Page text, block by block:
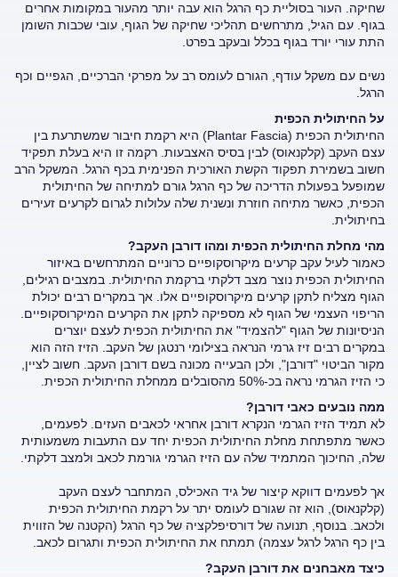
שחיקה. העור בסוליית כף הרגל הוא עבה יותר מהעור במקומות אחרים
בגוף. עם הגיל, מתרחשים תהליכי שחיקה של הגוף, עובי שכבות השומן
התת עורי יורד בגוף בכלל ובעקב בפרט.
נשים עם משקל עודף, הגורם לעומס רב על מפרקי הברכיים, הגפיים וכף
הרגל.
על החיתולית הכפית
החיתולית הכפית (Plantar Fascia) היא רקמת חיבור שמשתרעת בין
עצם העקב (קלקנאוס) לבין בסיס האצבעות. רקמה זו היא בעלת תפקיד
חשוב בשמירת תפקוד הקשת האורכית הפנימית בכף הרגל. המשקל הרב
שמופעל בפעולת הדריכה של כף הרגל גורם למתיחה של החיתולית
הכפית, כאשר מתיחה חוזרת ונשנית שלה עלולות לגרום לקרעים זעירים
בחיתולית.
מהי מחלת החיתולית הכפית ומהו דורבן העקב?
כאמור לעיל עקב קרעים מיקרוסקופיים כרוניים המתרחשים באיזור
החיתולית הכפית נוצר מצב דלקתי ברקמת החיתולית. במצבים רגילים,
הגוף מצליח לתקן קרעים מיקרוסקופיים אלו. אך במקרים רבים יכולת
הריפוי העצמי של הגוף לא מספיקה לתקן את הקרעים המיקרוסקופיים.
הניסיונות של הגוף "להצמיד" את החיתולית הכפית לעצם יוצרים
במקרים רבים זיז גרמי הנראה בצילומי רנטגן של העקב. הזיז הזה הוא
מקור הביטוי "דורבן", ולכן הבעייה מכונה בשם דורבן העקב. חשוב לציין,
כי הזיז הגרמי נראה בכ-50% מהסובלים ממחלת החיתולית הכפית.
ממה נובעים כאבי דורבן?
לא תמיד הזיז הגרמי הנקרא דורבן אחראי לכאבים העזים. לפעמים,
כאשר מתפתחת מחלת החיתולית הכפית יחד עם התעבות משמעותית
שלה, החיכוך המתמיד שלה עם הזיז הגרמי גורמת לכאב ולמצב דלקתי.
אך לפעמים דווקא קיצור של גיד האכילס, המתחבר לעצם העקב
(קלקנאוס), הוא זה שגורם לעומס יתר על רקמת החיתולית הכפית
ולכאב. בנוסף, תנועה של דורסיפלקציה של כף הרגל (הקטנה של הזווית
בין כף הרגל לרגל עצמה) תמתח את החיתולית הכפית ותגרום לכאב.
כיצד מאבחנים את דורבן העקב?